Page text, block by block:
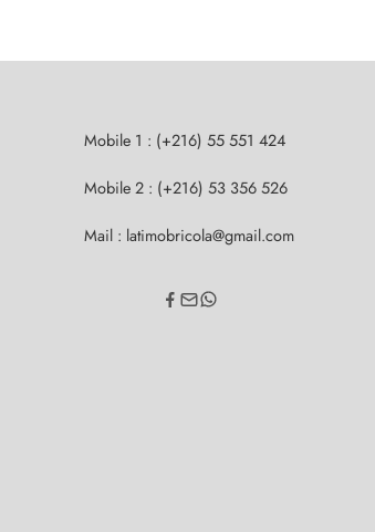
Mobile 1 : (+216) 55 551 424
Mobile 2 : (+216) 53 356 526
Mail : latimobricola@gmail.com